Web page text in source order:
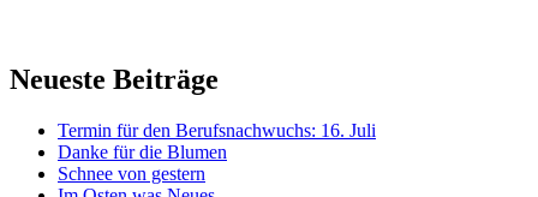
Neueste Beiträge
Termin für den Berufsnachwuchs: 16. Juli
Danke für die Blumen
Schnee von gestern